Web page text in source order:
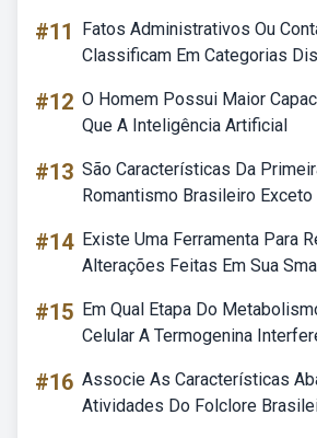
#11
Fatos Administrativos Ou
Classificam Em Categorias
#12 O Homem Possui Maior
Que A Inteligência Artificial
#13 São Características Da
Romantismo Brasileiro Exceto
#14 Existe Uma Ferramenta Para
Alterações Feitas Em Sua
#15 Em Qual Etapa Do
Celular A Termogenina
#16 Associe As Características
Atividades Do Folclore